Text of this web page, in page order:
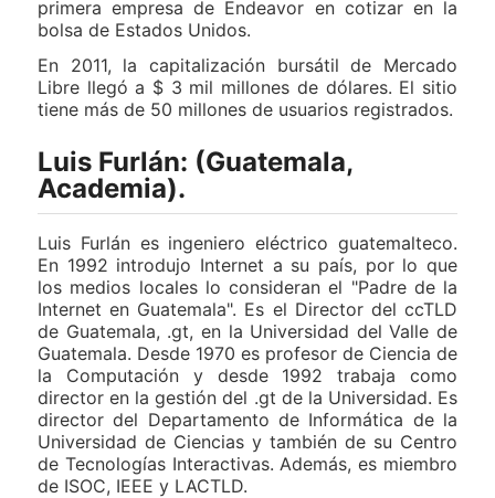
primera empresa de Endeavor en cotizar en la
bolsa de Estados Unidos.
En 2011, la capitalización bursátil de Mercado
Libre llegó a $ 3 mil millones de dólares. El sitio
tiene más de 50 millones de usuarios registrados.
Luis Furlán: (Guatemala,
Academia).
Luis Furlán es ingeniero eléctrico guatemalteco.
En 1992 introdujo Internet a su país, por lo que
los medios locales lo consideran el "Padre de la
Internet en Guatemala". Es el Director del ccTLD
de Guatemala, .gt, en la Universidad del Valle de
Guatemala. Desde 1970 es profesor de Ciencia de
la Computación y desde 1992 trabaja como
director en la gestión del .gt de la Universidad. Es
director del Departamento de Informática de la
Universidad de Ciencias y también de su Centro
de Tecnologías Interactivas. Además, es miembro
de ISOC, IEEE y LACTLD.